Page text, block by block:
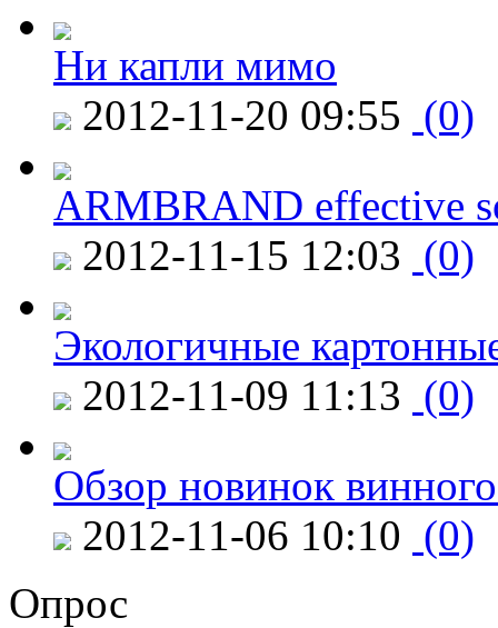
Ни капли мимо
2012-11-20 09:55 (0)
ARMBRAND effective
2012-11-15 12:03 (0)
Экологичные
2012-11-09 11:13 (0)
Обзор новинок
2012-11-06 10:10 (0)
Опрос